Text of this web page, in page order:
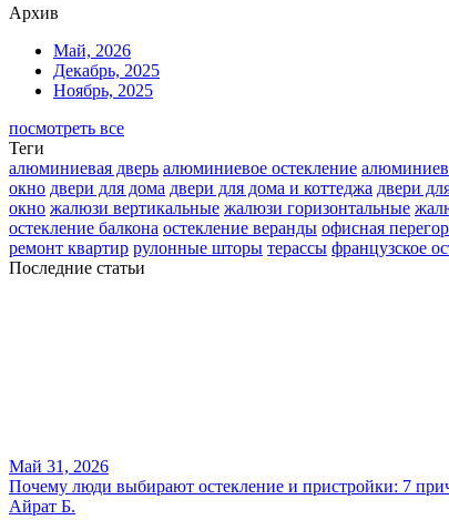
Архив
Май, 2026
Декабрь, 2025
Ноябрь, 2025
посмотреть все
Теги
алюминиевая дверь алюминиевое остекление
окно двери для дома двери для дома и коттеджа двери
окно жалюзи вертикальные жалюзи горизонтальные
остекление балкона остекление веранды офисная
ремонт квартир рулонные шторы терассы французское
Последние статьи
Май 31, 2026
Почему люди выбирают остекление и пристройки: 7
Айрат Б.